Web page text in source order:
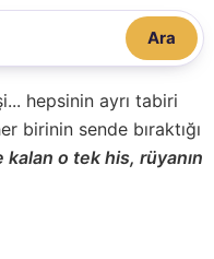
Ara
hepsinin ayrı tabiri
birinin sende bıraktığı
o tek his, rüyanın